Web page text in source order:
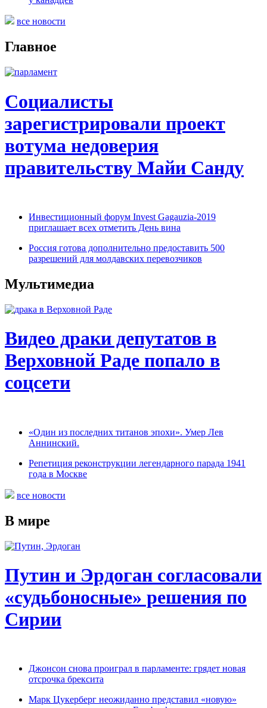
все новости
Главное
Социалисты
зарегистрировали проект
вотума недоверия
правительству Майи Санду
Инвестиционный форум Invest Gagauzia-2019
приглашает всех отметить День вина
Россия готова дополнительно предоставить 500
разрешений для молдавских перевозчиков
Мультимедиа
Видео драки депутатов в
Верховной Раде попало в
соцсети
«Один из последних титанов эпохи». Умер Лев
Аннинский.
Репетиция реконструкции легендарного парада 1941
года в Москве
все новости
В мире
Путин и Эрдоган согласовали
«судьбоносные» решения по
Сирии
Джонсон снова проиграл в парламенте: грядет новая
отсрочка брексита
Марк Цукерберг неожиданно представил «новую»